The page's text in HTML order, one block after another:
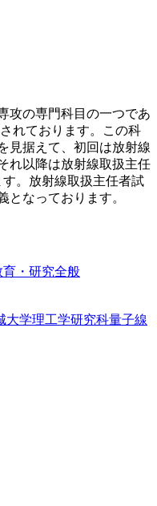
攻の専門科目の一つであ
れております。この科
見据えて、初回は放射線
れ以降は放射線取扱主任
。放射線取扱主任者試
となっております。
育・研究全般
大学理工学研究科量子線